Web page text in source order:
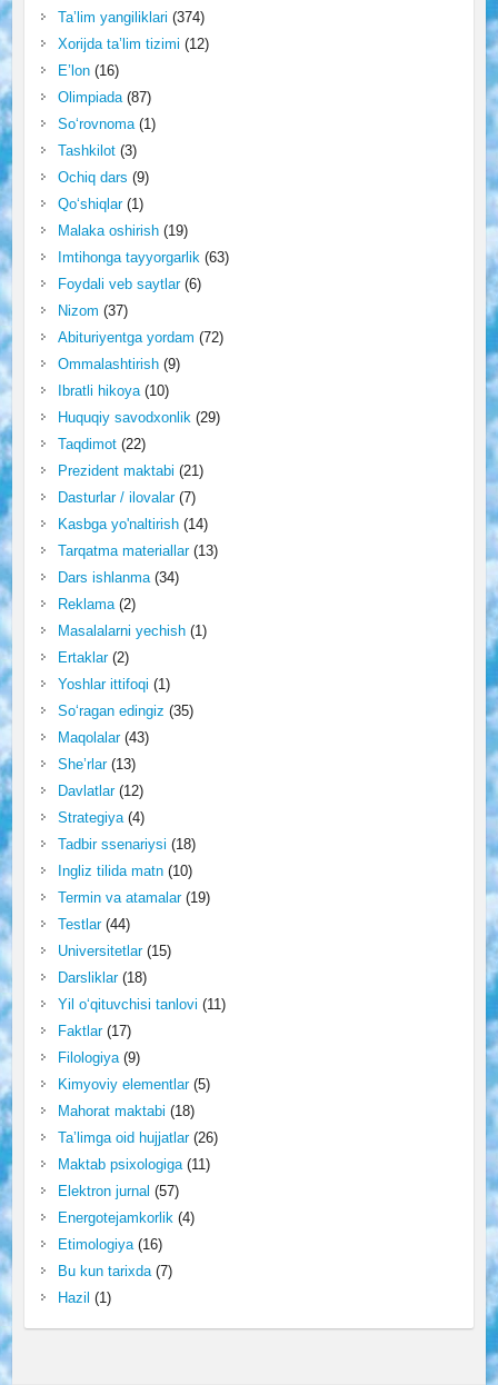
Ta’lim yangiliklari (374)
Xorijda ta’lim tizimi (12)
E’lon(16)
Olimpiada(87)
So‘rovnoma(1)
Tashkilot(3)
Ochiq dars (9)
Qo‘shiqlar(1)
Malaka oshirish(19)
Imtihonga tayyorgarlik(63)
Foydali veb saytlar(6)
Nizom (37)
Abituriyentga yordam (72)
Ommalashtirish(9)
Ibratli hikoya(10)
Huquqiy savodxonlik(29)
Taqdimot(22)
Prezident maktabi (21)
Dasturlar / ilovalar(7)
Kasbga yo'naltirish(14)
Tarqatma materiallar(13)
Dars ishlanma(34)
Reklama(2)
Masalalarni yechish(1)
Ertaklar(2)
Yoshlar ittifoqi (1)
So‘ragan edingiz (35)
Maqolalar(43)
She’rlar(13)
Davlatlar(12)
Strategiya(4)
Tadbir ssenariysi (18)
Ingliz tilida matn(10)
Termin va atamalar(19)
Testlar(44)
Universitetlar(15)
Darsliklar(18)
Yil o‘qituvchisi tanlovi (11)
Faktlar(17)
Filologiya(9)
Kimyoviy elementlar(5)
Mahorat maktabi (18)
Ta’limga oid hujjatlar(26)
Maktab psixologiga(11)
Elektron jurnal (57)
Energotejamkorlik(4)
Etimologiya(16)
Bu kun tarixda(7)
Hazil (1)